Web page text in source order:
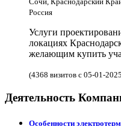
Россия
Услуги
локациях
желающим купить
(4368 визитов с 05-01-
Деятельность
Особенности